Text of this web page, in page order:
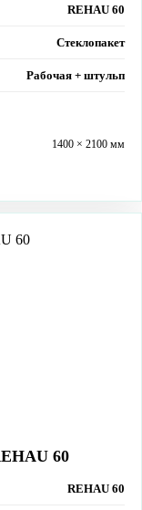
REHAU 60
Стеклопакет
Рабочая + штульп
1400 × 2100 мм
60
REHAU 60